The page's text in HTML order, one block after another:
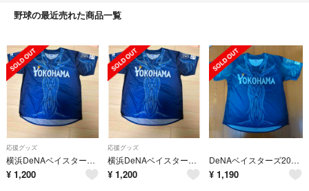
野球の最近売れた商品一覧
応援グッズ
横浜DeNAベイスターズ2026スターナイトユニホーム
¥ 1,200
応援グッズ
横浜DeNAベイスターズ2026スターナイトユニホーム
¥ 1,200
DeNAベイスターズ2026スターナイトユニフォーム
¥ 1,190